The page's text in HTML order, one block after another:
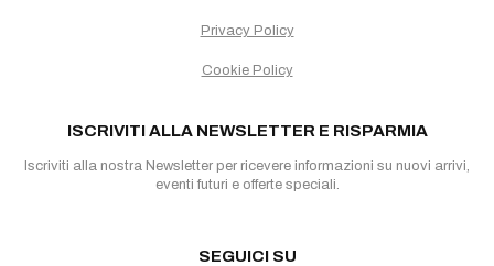
Privacy Policy
Cookie Policy
ISCRIVITI ALLA NEWSLETTER E RISPARMIA
Iscriviti alla nostra Newsletter per ricevere informazioni su nuovi arrivi,
eventi futuri e offerte speciali.
SEGUICI SU